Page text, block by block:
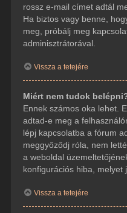
rossz e-mail címet adtál
Ha biztos vagy benne,
meg, próbálj meg
adminisztrátorával.
Vissza a tetejére
Miért nem tudok
Ennek számos oka lehet.
adtad-e meg a
lépj kapcsolatba a fórum
meggyőződj róla, nem
a weboldal
konfigurációs hiba, melyet
Vissza a tetejére